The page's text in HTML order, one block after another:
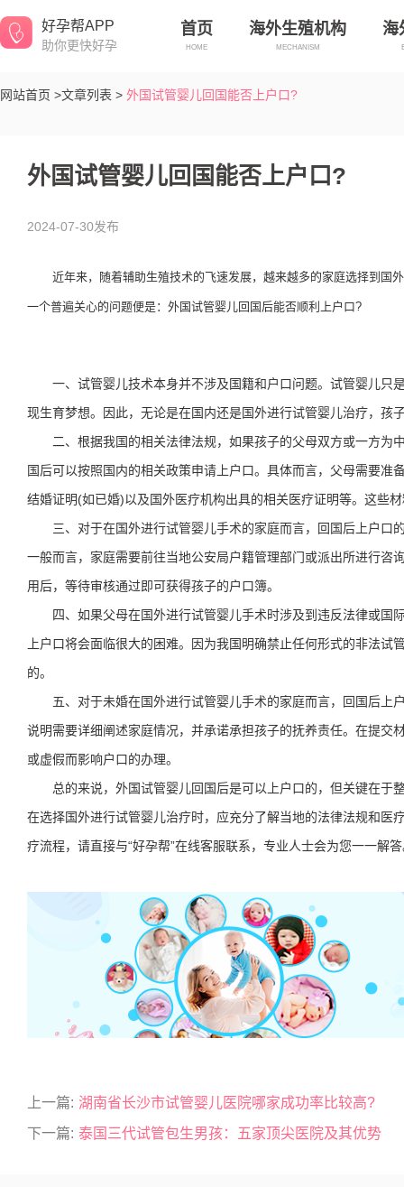
好孕帮APP
助你更快好孕
首页
HOME
海外生殖机构
MECHANISM
海
网站首页 >文章列表 > 外国试管婴儿回国能否上户口?
外国试管婴儿回国能否上户口?
2024-07-30发布
近年来，随着辅助生殖技术的飞速发展，越来越多的家庭选择到国
一个普遍关心的问题便是：外国试管婴儿回国后能否顺利上户口?
一、试管婴儿技术本身并不涉及国籍和户口问题。试管婴儿只
现生育梦想。因此，无论是在国内还是国外进行试管婴儿治疗，孩
二、根据我国的相关法律法规，如果孩子的父母双方或一方
国后可以按照国内的相关政策申请上户口。具体而言，父母需要
结婚证明(如已婚)以及国外医疗机构出具的相关医疗证明等。这些
三、对于在国外进行试管婴儿手术的家庭而言，回国后上户
一般而言，家庭需要前往当地公安局户籍管理部门或派出所进行
用后，等待审核通过即可获得孩子的户口簿。
四、如果父母在国外进行试管婴儿手术时涉及到违反法律或
上户口将会面临很大的困难。因为我国明确禁止任何形式的非法
的。
五、对于未婚在国外进行试管婴儿手术的家庭而言，回国后
说明需要详细阐述家庭情况，并承诺承担孩子的抚养责任。在提
或虚假而影响户口的办理。
总的来说，外国试管婴儿回国后是可以上户口的，但关键在
在选择国外进行试管婴儿治疗时，应充分了解当地的法律法规和
疗流程，请直接与“好孕帮”在线客服联系，专业人士会为您一一解
上一篇: 湖南省长沙市试管婴儿医院哪家成功率比较高?
下一篇: 泰国三代试管包生男孩：五家顶尖医院及其优势